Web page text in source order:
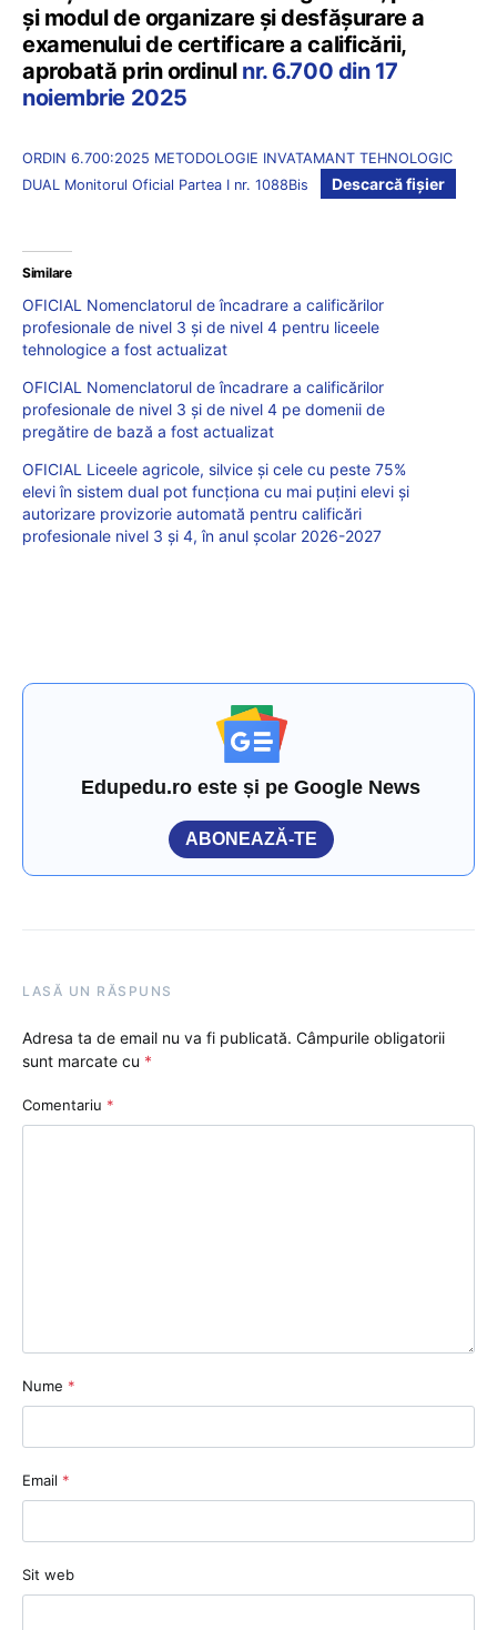
și modul de organizare și desfășurare a
examenului de certificare a calificării,
aprobată prin ordinul nr. 6.700 din 17
noiembrie 2025
ORDIN 6.700:2025 METODOLOGIE INVATAMANT TEHNOLOGIC
DUAL Monitorul Oficial Partea I nr. 1088Bis
Descarcă fișier
Similare
OFICIAL Nomenclatorul de încadrare a calificărilor
profesionale de nivel 3 și de nivel 4 pentru liceele
tehnologice a fost actualizat
OFICIAL Nomenclatorul de încadrare a calificărilor
profesionale de nivel 3 și de nivel 4 pe domenii de
pregătire de bază a fost actualizat
OFICIAL Liceele agricole, silvice și cele cu peste 75%
elevi în sistem dual pot funcționa cu mai puțini elevi și
autorizare provizorie automată pentru calificări
profesionale nivel 3 și 4, în anul școlar 2026-2027
Edupedu.ro este și pe Google News
ABONEAZĂ-TE
LASĂ UN RĂSPUNS
Adresa ta de email nu va fi publicată. Câmpurile obligatorii
sunt marcate cu *
Comentariu *
Nume *
Email *
Sit web